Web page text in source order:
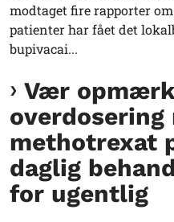
modtaget fire rapporter
patienter har fået det
bupivacai...
Vær
overdosering
methotrexat
daglig
for ugentlig